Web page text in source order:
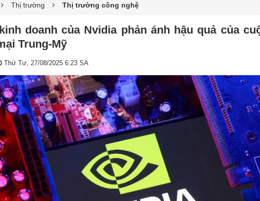
Thị trường Thị trường công nghệ
doanh của Nvidia phản ánh hậu quả của
Trung-Mỹ
Thứ Tư, 27/08/2025 6:23 SA